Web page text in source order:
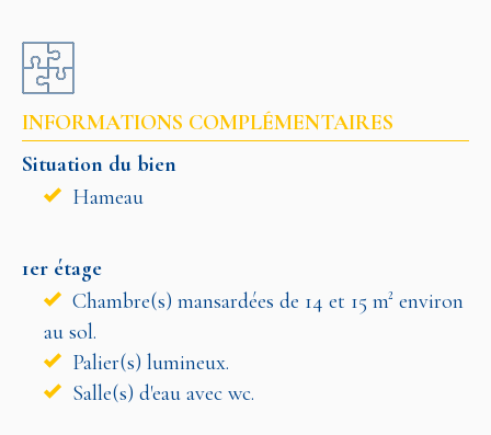
INFORMATIONS COMPLÉMENTAIRES
Situation du bien
Hameau
1er étage
Chambre(s) mansardées de 14 et 15 m² environ
au sol.
Palier(s) lumineux.
Salle(s) d'eau avec wc.